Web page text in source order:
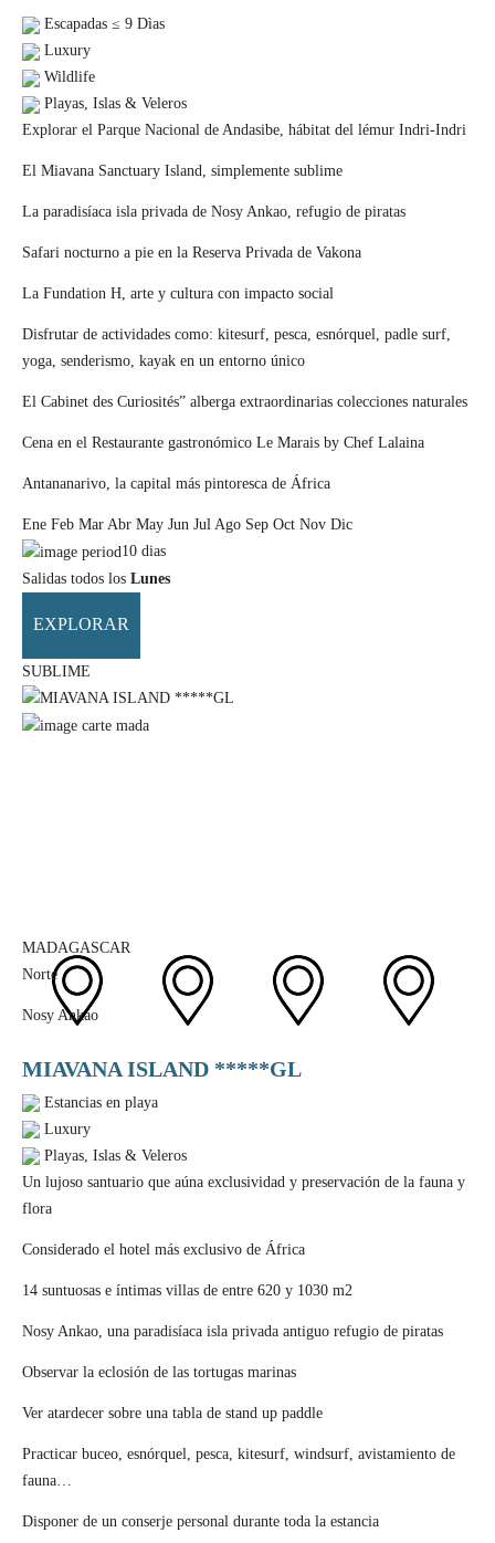
Escapadas ≤ 9 Dìas
Luxury
Wildlife
Playas, Islas & Veleros
Explorar el Parque Nacional de Andasibe, hábitat del lémur Indri-Indri
El Miavana Sanctuary Island, simplemente sublime
La paradisíaca isla privada de Nosy Ankao, refugio de piratas
Safari nocturno a pie en la Reserva Privada de Vakona
La Fundation H, arte y cultura con impacto social
Disfrutar de actividades como: kitesurf, pesca, esnórquel, padle surf,
yoga, senderismo, kayak en un entorno único
El Cabinet des Curiosités” alberga extraordinarias colecciones naturales
Cena en el Restaurante gastronómico Le Marais by Chef Lalaina
Antananarivo, la capital más pintoresca de África
Ene Feb Mar Abr May Jun Jul Ago Sep Oct Nov Dic
10 dias
Salidas todos los Lunes
EXPLORAR
SUBLIME
MADAGASCAR
Norte
Nosy Ankao
MIAVANA ISLAND *****GL
Estancias en playa
Luxury
Playas, Islas & Veleros
Un lujoso santuario que aúna exclusividad y preservación de la fauna y
flora
Considerado el hotel más exclusivo de África
14 suntuosas e íntimas villas de entre 620 y 1030 m2
Nosy Ankao, una paradisíaca isla privada antiguo refugio de piratas
Observar la eclosión de las tortugas marinas
Ver atardecer sobre una tabla de stand up paddle
Practicar buceo, esnórquel, pesca, kitesurf, windsurf, avistamiento de
fauna…
Disponer de un conserje personal durante toda la estancia